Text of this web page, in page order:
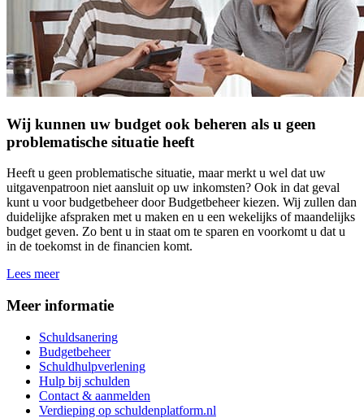
Wij kunnen uw budget ook beheren als u geen
problematische situatie heeft
Heeft u geen problematische situatie, maar merkt u wel dat uw
uitgavenpatroon niet aansluit op uw inkomsten? Ook in dat geval
kunt u voor budgetbeheer door Budgetbeheer kiezen. Wij zullen dan
duidelijke afspraken met u maken en u een wekelijks of maandelijks
budget geven. Zo bent u in staat om te sparen en voorkomt u dat u
in de toekomst in de financien komt.
Lees meer
Meer informatie
Schuldsanering
Budgetbeheer
Schuldhulpverlening
Hulp bij schulden
Contact & aanmelden
Verdieping op schuldenplatform.nl